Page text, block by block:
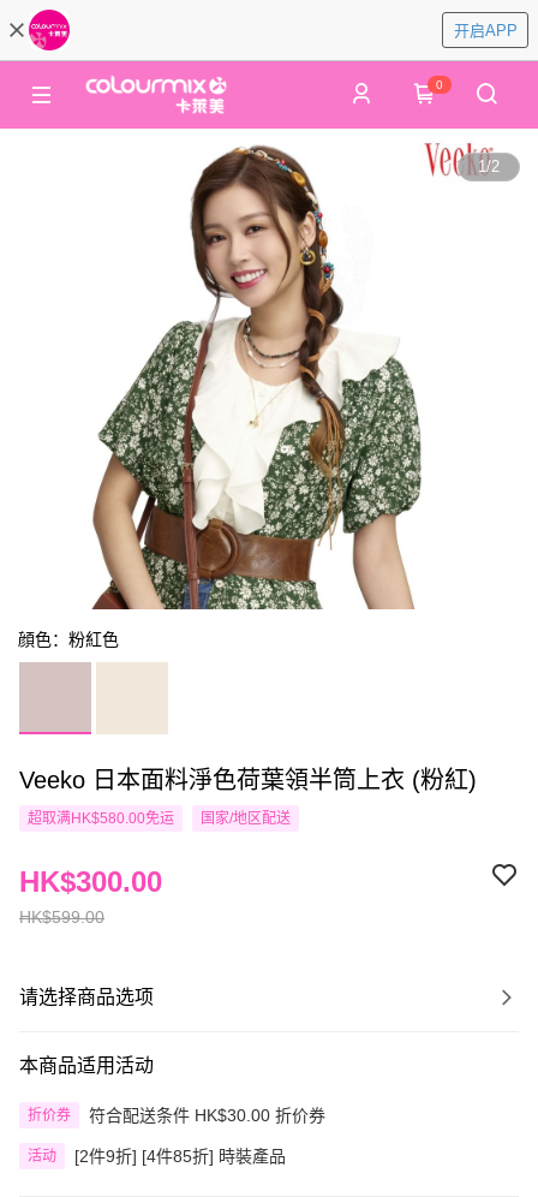
开启APP
0
1/2
顔色：粉紅色
Veeko 日本面料淨色荷葉領半筒上衣 (粉紅)
超取满HK$580.00免运 国家/地区配送
HK$599.00
HK$300.00
请选择商品选项
本商品适用活动
折价券 符合配送条件 HK$30.00 折价券
活动 [2件9折] [4件85折] 時裝產品